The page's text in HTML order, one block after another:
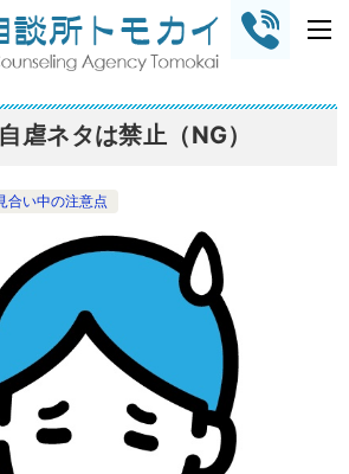
虐ネタは禁止（NG）
合い中の注意点